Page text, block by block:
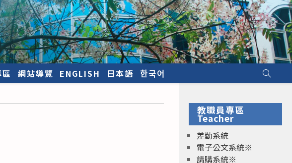
網站導覽 ENGLISH 日本語 한국어
教職員專區
Teacher
差勤系統
電子公文系統※
請購系統※